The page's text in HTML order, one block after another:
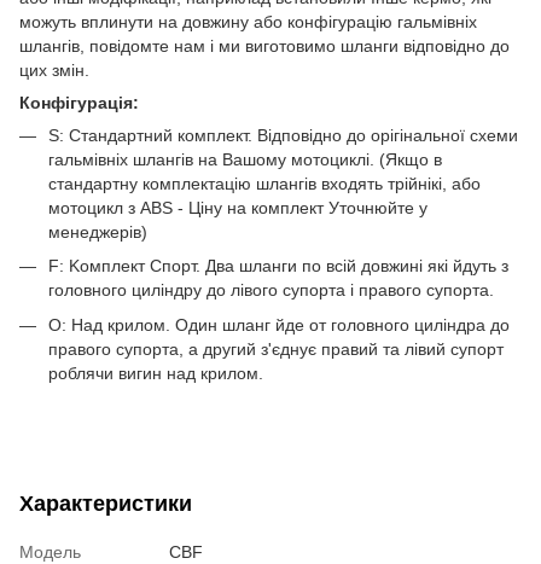
можуть вплинути на довжину або конфігурацію гальмівніх
шлангів, повідомте нам і ми виготовимо шланги відповідно до
цих змін.
Конфігурація:
S: Стандартний комплект. Відповідно до орігінальної схеми
гальмівніх шлангів на Вашому мотоциклі. (Якщо в
стандартну комплектацію шлангів входять трійнікі, або
мотоцикл з ABS - Ціну на комплект Уточнюйте у
менеджерів)
F: Kомплект Спорт. Два шланги по всій довжині які йдуть з
головного циліндру до лівого супорта і правого супорта.
O: Над крилом. Один шланг йде от головного циліндра до
правого супорта, а другий з'єднує правий та лівий супорт
роблячи вигин над крилом.
Характеристики
Модель
CBF